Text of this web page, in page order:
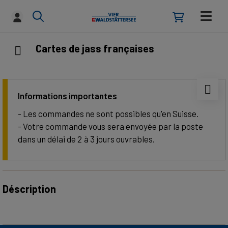
Cartes de jass françaises
Informations importantes
- Les commandes ne sont possibles qu'en Suisse.
- Votre commande vous sera envoyée par la poste
dans un délai de 2 à 3 jours ouvrables.
Déscription
jouer françaises associent des motifs classiques à un dos au